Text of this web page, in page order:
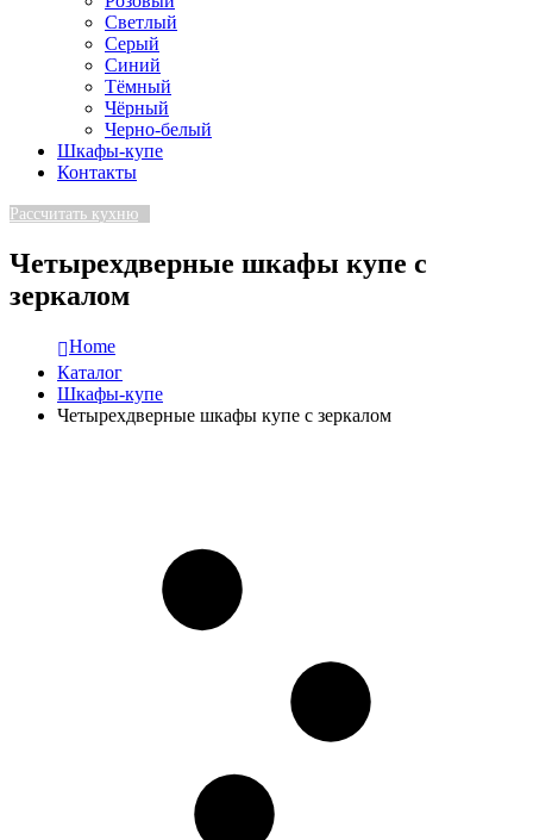
Светлый
Серый
Синий
Тёмный
Чёрный
Черно-белый
Шкафы-купе
Контакты
Рассчитать кухню
Четырехдверные шкафы купе с
зеркалом
Home
Каталог
Шкафы-купе
Четырехдверные шкафы купе с зеркалом